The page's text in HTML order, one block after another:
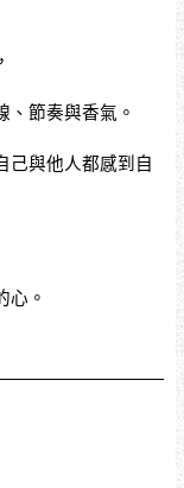
、節奏與香氣。
己與他人都感到自
心。